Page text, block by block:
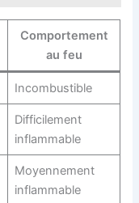
Comportement
au feu
Incombustible
Difficilement
inflammable
Moyennement
inflammable